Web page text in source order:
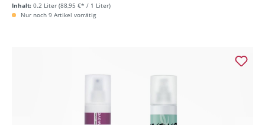
Inhalt: 0.2 Liter (88,95 €* / 1 Liter)
Nur noch 9 Artikel vorrätig